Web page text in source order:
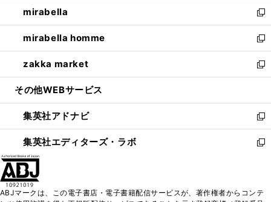
く
で
開
く
ド
ウ
で
開
く
ィ
ン
ド
ウ
で
開
い
ウ
ィ
ン
ド
ウ
開
く
mirabella
新
し
い
ウ
ィ
ン
ウ
で
開
く
mirabella homme
新
し
い
ウ
ン
ド
ウ
で
zakka market
新
し
ウ
ィ
ン
ド
く
その他WEBサービス
集英社アドナビ
新
し
い
ド
集英社エディターズ・ラボ
新
ィ
ABJマークは、この電子書店・電子書籍配信サービスが、著作権者からコンテ